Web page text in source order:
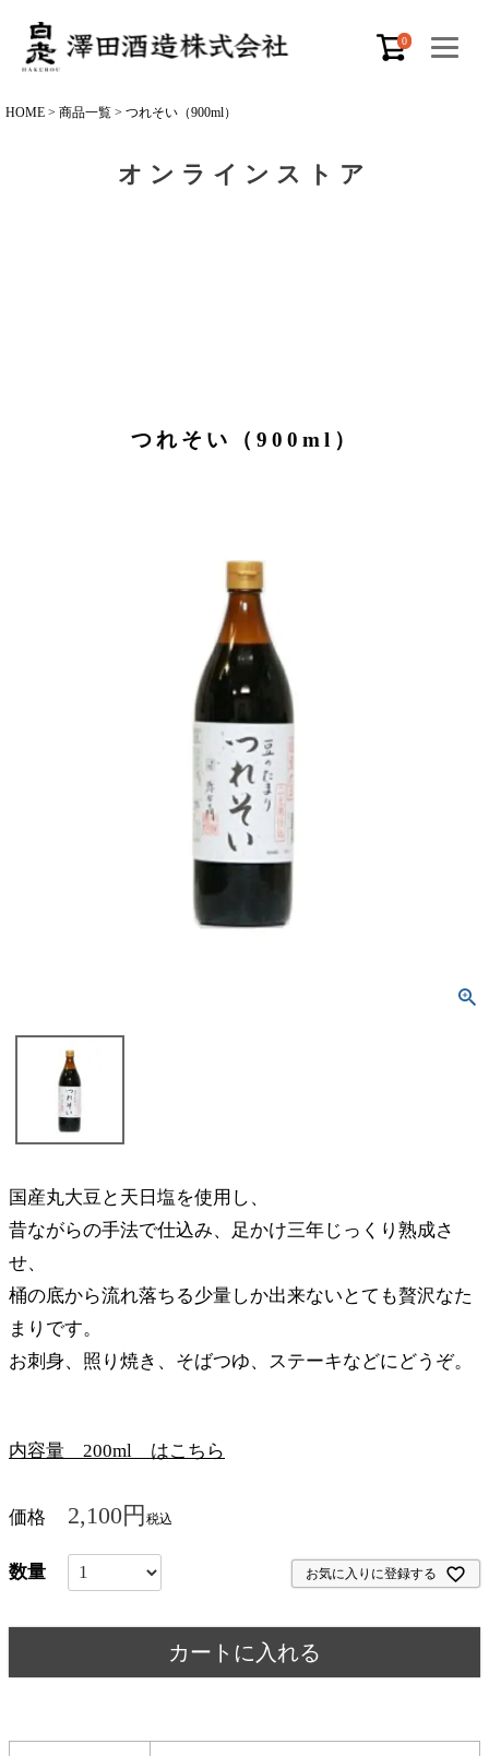
0
HOME 商品一覧 つれそい（900ml）
オンラインストア
つれそい（900ml）
国産丸大豆と天日塩を使用し、
昔ながらの手法で仕込み、足かけ三年じっくり熟成さ
せ、
桶の底から流れ落ちる少量しか出来ないとても贅沢なた
まりです。
お刺身、照り焼き、そばつゆ、ステーキなどにどうぞ。
内容量 200ml はこちら
価格 2,100 税込
お気に入りに登録する
カートに入れる